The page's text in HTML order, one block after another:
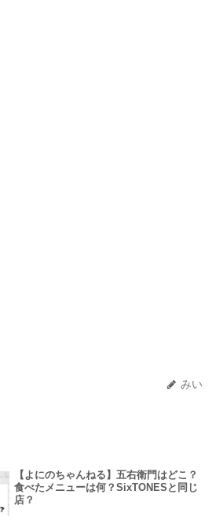
みい
【よにのちゃんねる】五右衛門はどこ？
食べたメニューは何？SixTONESと同じ
店？